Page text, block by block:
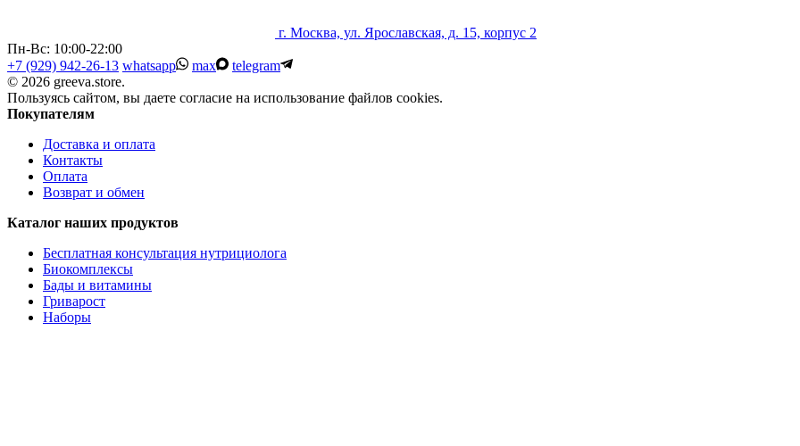
г. Москва, ул. Ярославская, д. 15, корпус 2
Пн-Вс: 10:00-22:00
+7 (929) 942-26-13 whatsapp max
telegram
© 2026 greeva.store.
Пользуясь сайтом, вы даете согласие на использование файлов cookies.
Покупателям
Доставка и оплата
Контакты
Оплата
Возврат и обмен
Каталог наших продуктов
Бесплатная консультация нутрициолога
Биокомплексы
Бады и витамины
Гриварост
Наборы